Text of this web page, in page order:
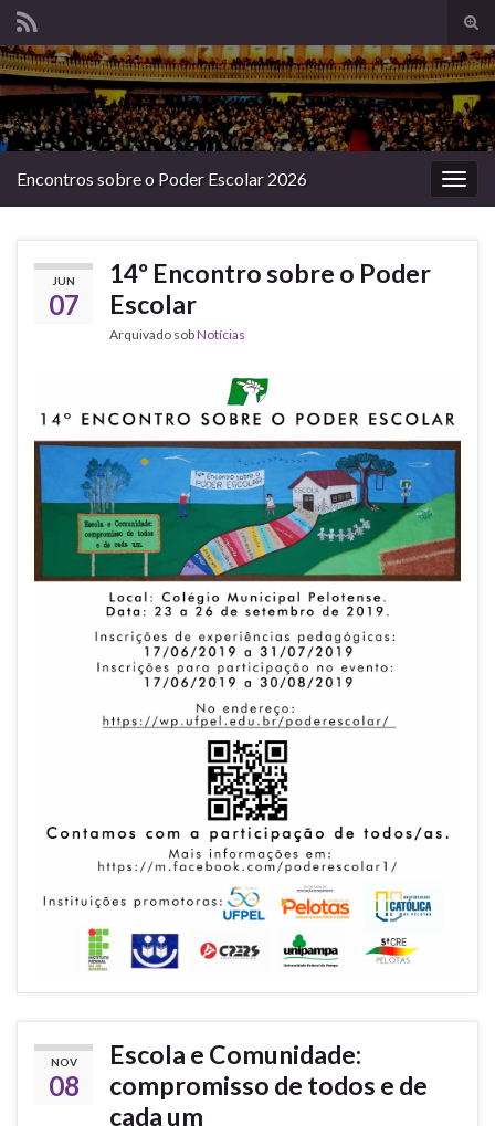
de
Search for:
Encontros sobre o Poder Escolar 2026
JUN
07
14º Encontro sobre o Poder
Escolar
Arquivado sobNotícias
NOV
08
Escola e Comunidade:
compromisso de todos e de
cada um